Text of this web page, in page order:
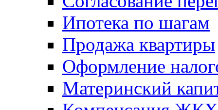
Ипотека по шагам
Продажа квартиры
Оформление
Материнский